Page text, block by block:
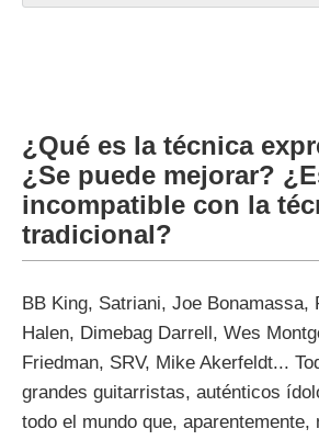
¿Qué es la técnica
¿Se puede mejorar?
incompatible con la
tradicional?
BB King, Satriani, Joe Bonamassa,
Halen, Dimebag Darrell, Wes
Friedman, SRV, Mike Akerfeldt...
grandes guitarristas, auténticos
todo el mundo que, aparentemente,